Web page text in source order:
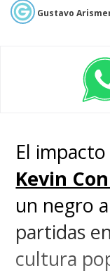
Gustavo
El
Kevin
un negro
partidas
cultura